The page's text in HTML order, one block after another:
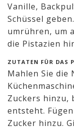
Vanille,
Schüssel
umrühren, um
die Pistazien
ZUTATEN FÜR DAS
Mahlen Sie die
Zuckers hinzu,
entsteht.
Zucker hinzu.